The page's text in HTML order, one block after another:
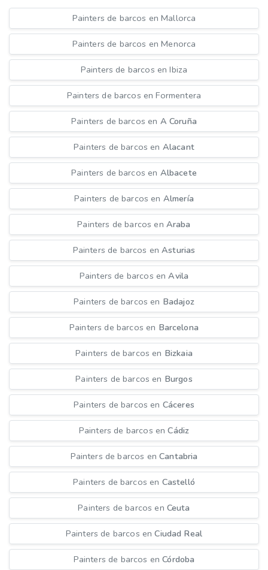
Painters de barcos en Mallorca
Painters de barcos en Menorca
Painters de barcos en Ibiza
Painters de barcos en Formentera
Painters de barcos en A Coruña
Painters de barcos en Alacant
Painters de barcos en Albacete
Painters de barcos en Almería
Painters de barcos en Araba
Painters de barcos enAsturias
Painters de barcos enAvila
Painters de barcos en Badajoz
Painters de barcos en Barcelona
Painters de barcos en Bizkaia
Painters de barcos en Burgos
Painters de barcos en Cáceres
Painters de barcos enCádiz
Painters de barcos enCantabria
Painters de barcos en Castelló
Painters de barcos en Ceuta
Painters de barcos enCiudad Real
Painters de barcos enCórdoba